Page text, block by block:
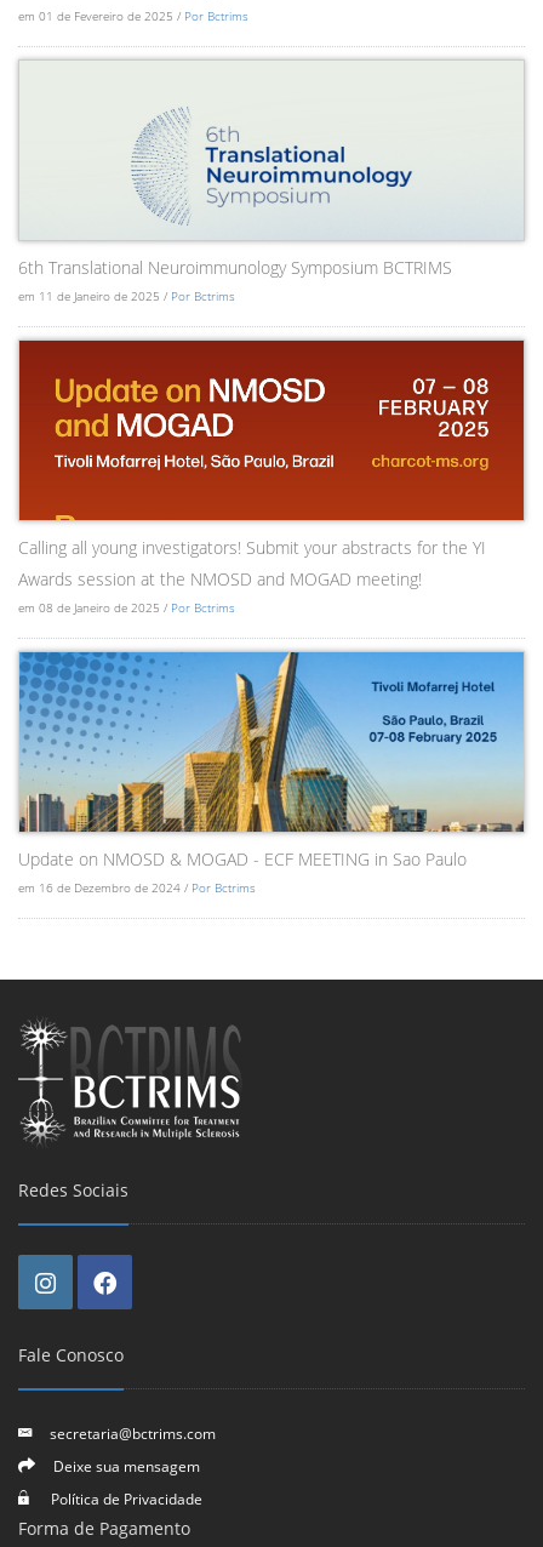
em 01 de Fevereiro de 2025 / Por Bctrims
6th Translational Neuroimmunology Symposium BCTRIMS
em 11 de Janeiro de 2025 / Por Bctrims
Calling all young investigators! Submit your abstracts for the YI
Awards session at the NMOSD and MOGAD meeting!
em 08 de Janeiro de 2025 / Por Bctrims
Update on NMOSD & MOGAD - ECF MEETING in Sao Paulo
em 16 de Dezembro de 2024 / Por Bctrims
Redes Sociais
Fale Conosco
secretaria@bctrims.com
Deixe sua mensagem
Política de Privacidade
Forma de Pagamento